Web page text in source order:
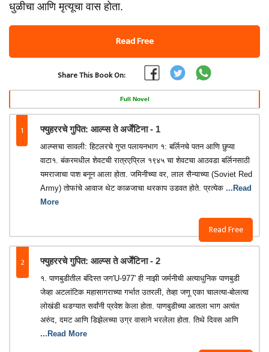
धुळीचा आणि मृत्यूचा वास होता.
Read Free
Share This Book On:
Full Novel
1 फ्युहररचे गुपित: आल्प्स ते अर्जेंटिना - 1
Read Free
आल्प्सचा सावली: हिटलरचे गुप्त पलायनभाग १: बर्लिनचे पतन आणि छुप्या
वाटा१. बंकरमधील शेवटची रात्रएप्रिल १९४५ चा शेवटचा आठवडा बर्लिनसाठी
यमराजाचा पाश बनून आला होता. जमिनीच्या वर, लाल सैन्याच्या (Soviet Red
Army) तोफांचे आवाज थेट काळजाचा थरकाप उडवत होते. प्रत्येक ...Read
More
2 फ्युहररचे गुपित: आल्प्स ते अर्जेंटिना - 2
१. पाणबुडीतील बंदिस्त जग'U-977' ही नाझी जर्मनीची अत्याधुनिक पाणबुडी
जेव्हा अटलांटिक महासागराच्या गर्भात उतरली, तेव्हा जणू एका चालत्या-बोलत्या
लोखंडी थडग्यात सर्वांनी प्रवेश केला होता. पाणबुडीच्या आतला भाग अत्यंत
अरुंद, दमट आणि डिझेलच्या उग्र वासाने भरलेला होता. तिथे दिवस आणि
...Read More